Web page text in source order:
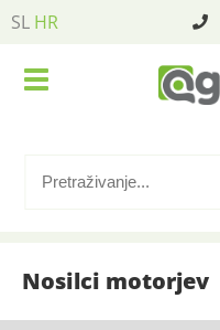
SL HR
Nosilci motorjev